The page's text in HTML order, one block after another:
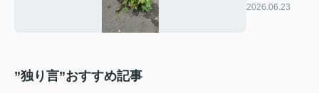
2026.06.23
”独り言”おすすめ記事